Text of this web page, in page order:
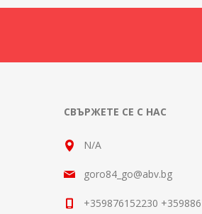
СВЪРЖЕТЕ СЕ С НАС
N/A
goro84_go@abv.bg
+359876152230